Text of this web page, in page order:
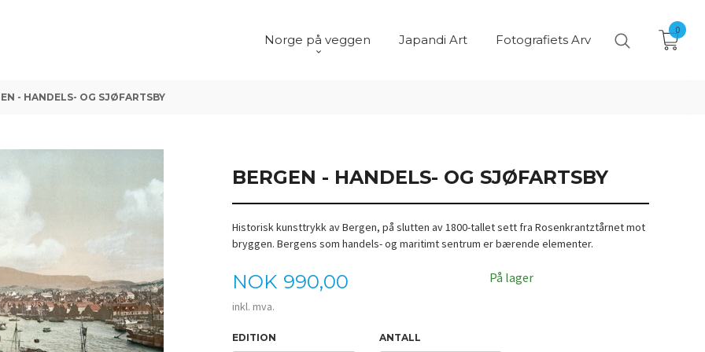
Norge på veggen Japandi Art Fotografiets Arv
0
- HANDELS- OG SJØFARTSBY
BERGEN - HANDELS- OG SJØFARTSBY
Historisk kunsttrykk av Bergen, på slutten av 1800-tallet sett fra Rosenkrantztårnet mot
bryggen. Bergens som handels- og maritimt sentrum er bærende elementer.
Pris
NOK 990,00
inkl. mva.
På lager
EDITION ANTALL